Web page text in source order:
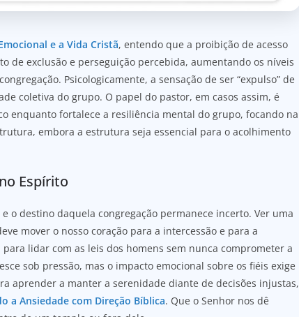
e a Vida Cristã, entendo que a proibição de acesso
de exclusão e perseguição percebida, aumentando os níveis
Psicologicamente, a sensação de ser “expulso” de
coletiva do grupo. O papel do pastor, em casos assim, é
enquanto fortalece a resiliência mental do grupo, focando na
embora a estrutura seja essencial para o acolhimento
Espírito
o destino daquela congregação permanece incerto. Ver uma
mover o nosso coração para a intercessão e para a
lidar com as leis dos homens sem nunca comprometer a
sob pressão, mas o impacto emocional sobre os fiéis exige
aprender a manter a serenidade diante de decisões injustas,
a Ansiedade com Direção Bíblica. Que o Senhor nos dê